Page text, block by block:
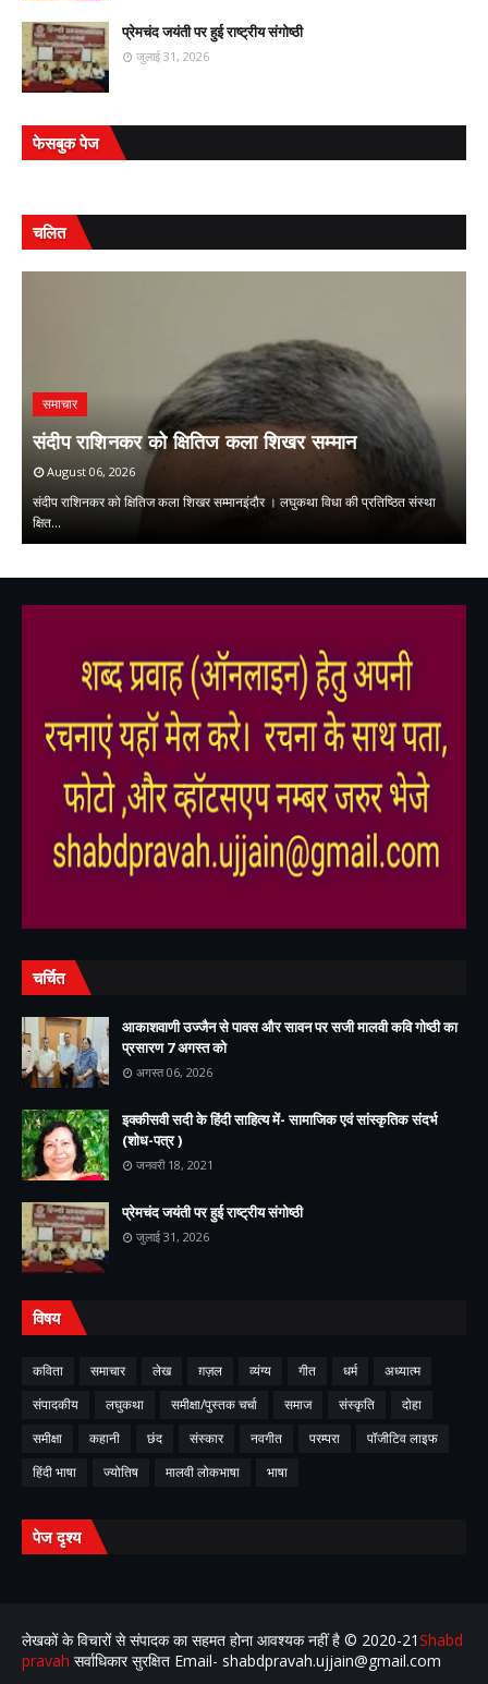
प्रेमचंद जयंती पर हुई राष्ट्रीय संगोष्ठी
जुलाई 31, 2026
फेसबुक पेज
चलित
समाचार
संदीप राशिनकर को क्षितिज कला शिखर सम्मान
August 06, 2026
संदीप राशिनकर को क्षितिज कला शिखर सम्मानइंदौर । लघुकथा विधा की प्रतिष्ठित संस्था
क्षित…
चर्चित
आकाशवाणी उज्जैन से पावस और सावन पर सजी मालवी कवि गोष्ठी का
प्रसारण 7 अगस्त को
अगस्त 06, 2026
इक्कीसवी सदी के हिंदी साहित्य में- सामाजिक एवं सांस्कृतिक संदर्भ
(शोध-पत्र )
जनवरी 18, 2021
प्रेमचंद जयंती पर हुई राष्ट्रीय संगोष्ठी
जुलाई 31, 2026
विषय
कविता समाचार लेख ग़ज़ल व्यंग्य गीत धर्म
अध्यात्म
संपादकीय
लघुकथा समीक्षा/पुस्तक चर्चा समाज संस्कृति
दोहा
समीक्षा
कहानी छंद संस्कार नवगीत परम्परा
पॉजीटिव लाइफ
हिंदी भाषा
ज्योतिष मालवी लोकभाषा भाषा
पेज दृश्य
लेखकों के विचारों से संपादक का सहमत होना आवश्यक नहीं है ©️ 2020-21Shabd
pravah सर्वाधिकार सुरक्षित Email- shabdpravah.ujjain@gmail.com